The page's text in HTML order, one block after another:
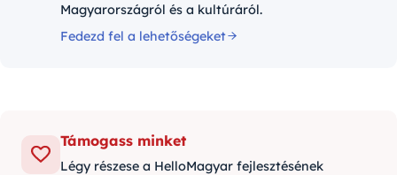
Magyarországról és a kultúráról.
Fedezd fel a lehetőségeket
Támogass minket
Légy részese a HelloMagyar fejlesztésének